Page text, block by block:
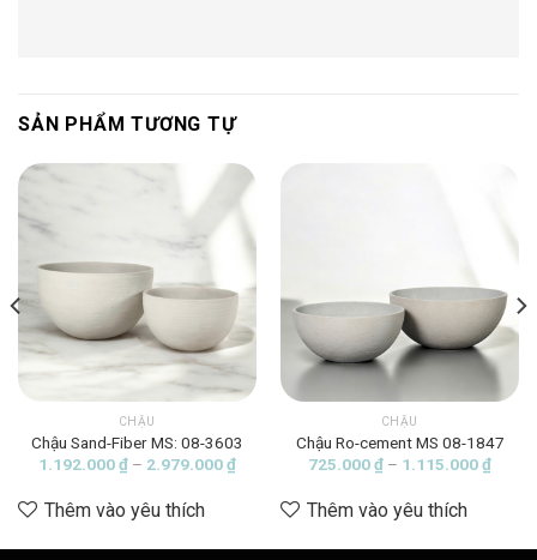
SẢN PHẨM TƯƠNG TỰ
CHẬU
Chậu Sand-Fiber MS: 08-3603
1.192.000₫ – 2.979.000₫Khoảng
1.192.000 ₫
Thêm vào yêu thích
CHẬU
Chậu Ro-cement MS 08-1847
725.000₫ – 1.115.000₫
Thêm vào yêu thích
₫